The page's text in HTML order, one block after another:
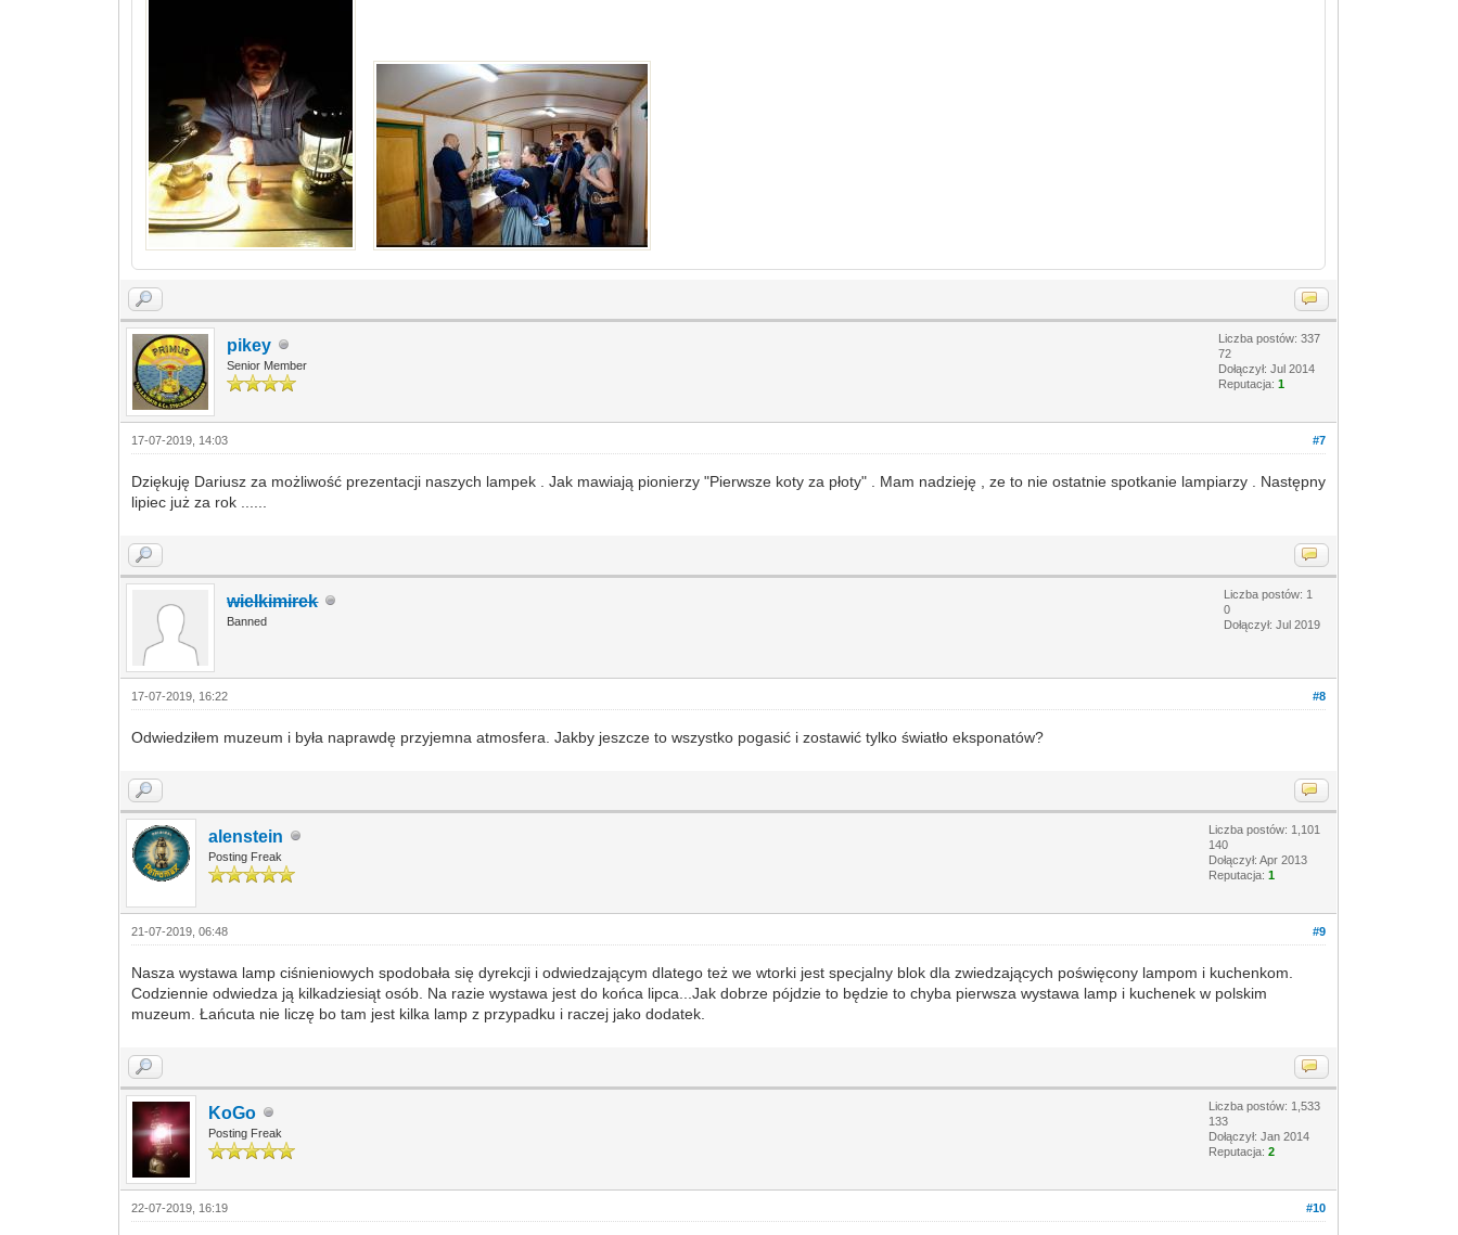
pikey
Senior Member
Liczba postów: 337
72
Dołączył: Jul 2014
Reputacja:1
#7
17-07-2019, 14:03
Dziękuję Dariusz za możliwość prezentacji naszych lampek . Jak mawiają pionierzy "Pierwsze koty za płoty" . Mam nadzieję , ze to nie ostatnie spotkanie lampiarzy . Następny
lipiec już za rok ......
wielkimirek
Banned
Liczba postów: 1
0
Dołączył: Jul 2019
#8
17-07-2019, 16:22
Odwiedziłem muzeum i była naprawdę przyjemna atmosfera. Jakby jeszcze to wszystko pogasić i zostawić tylko światło eksponatów?
alenstein
Posting Freak
Liczba postów: 1,101
140
Dołączył: Apr 2013
Reputacja:1
#9
21-07-2019, 06:48
Nasza wystawa lamp ciśnieniowych spodobała się dyrekcji i odwiedzającym dlatego też we wtorki jest specjalny blok dla zwiedzających poświęcony lampom i kuchenkom.
Codziennie odwiedza ją kilkadziesiąt osób. Na razie wystawa jest do końca lipca...Jak dobrze pójdzie to będzie to chyba pierwsza wystawa lamp i kuchenek w polskim
muzeum. Łańcuta nie liczę bo tam jest kilka lamp z przypadku i raczej jako dodatek.
KoGo
Posting Freak
Liczba postów: 1,533
133
Dołączył: Jan 2014
Reputacja:2
#10
22-07-2019, 16:19